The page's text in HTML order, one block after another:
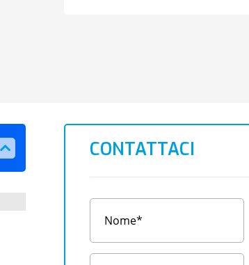
CONTATTACI